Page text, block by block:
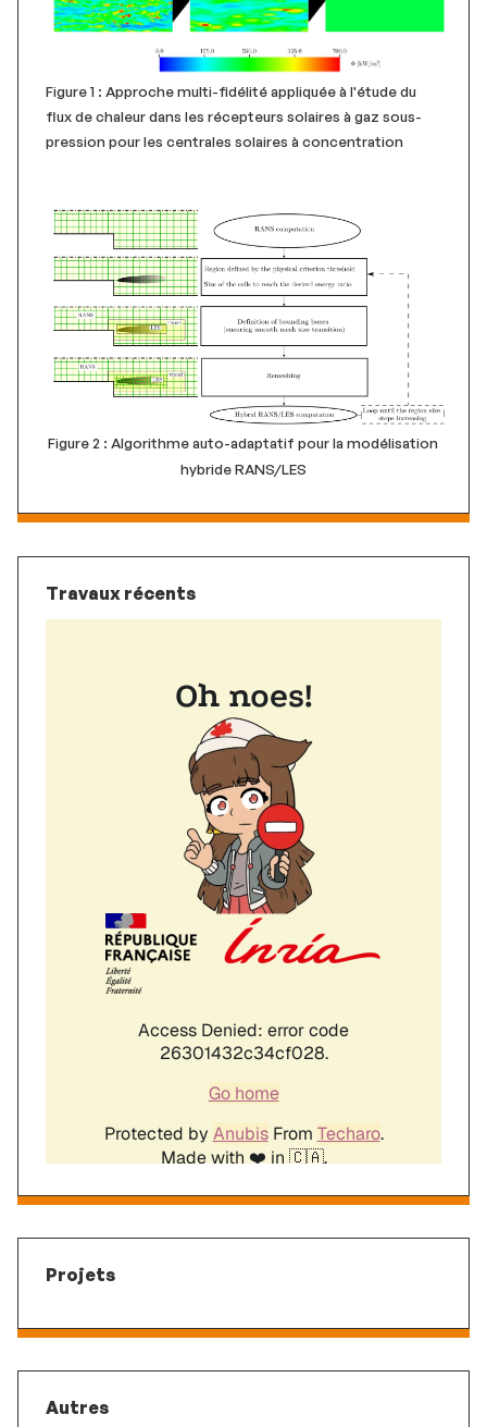
Figure 1 : Approche multi-fidélité appliquée à l'étude du
flux de chaleur dans les récepteurs solaires à gaz sous-
pression pour les centrales solaires à concentration
Figure 2 : Algorithme auto-adaptatif pour la modélisation
hybride RANS/LES
Travaux récents
Projets
Autres